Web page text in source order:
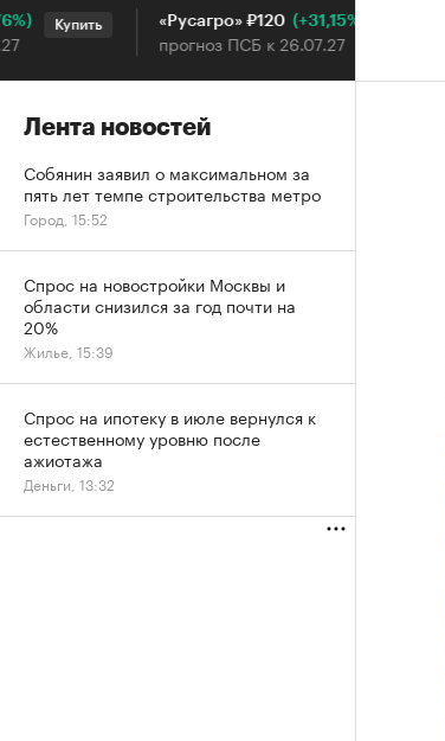
Купить «Русагро» ₽120 (+31,15%)
прогноз ПСБ к 26.07.27
Лента новостей
Собянин заявил о максимальном за
пять лет темпе строительства метро
Город, 15:52
Спрос на новостройки Москвы и
области снизился за год почти на
20%
Жилье, 15:39
Спрос на ипотеку в июле вернулся к
естественному уровню после
ажиотажа
Деньги, 13:32